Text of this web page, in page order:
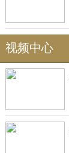
视频中心